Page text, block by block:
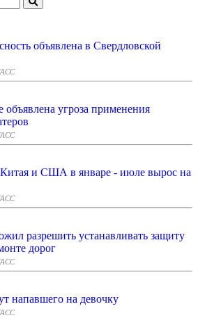
объявлена в Свердловской
угроза применения
и США в январе - июле вырос на
разрешить устанавливать защиту
дорог
напавшего на девочку